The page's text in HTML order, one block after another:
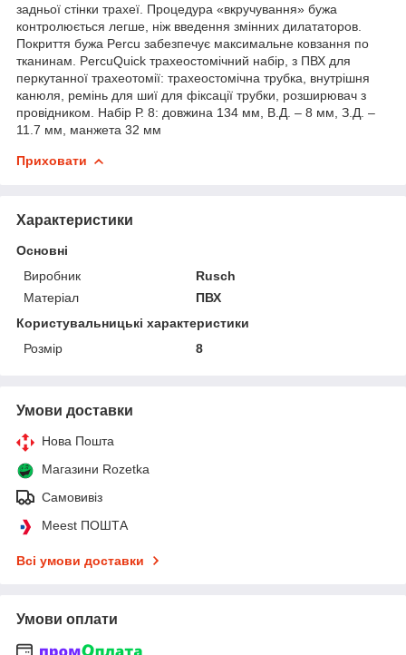
задньої стінки трахеї. Процедура «вкручування» бужа
контролюється легше, ніж введення змінних дилататоров.
Покриття бужа Percu забезпечує максимальне ковзання по
тканинам. PercuQuick трахеостомічний набір, з ПВХ для
перкутанної трахеотомії: трахеостомічна трубка, внутрішня
канюля, ремінь для шиї для фіксації трубки, розширювач з
провідником. Набір Р. 8: довжина 134 мм, В.Д. – 8 мм, З.Д. –
11.7 мм, манжета 32 мм
Приховати
Характеристики
Основні
Виробник
Rusch
Матеріал
ПВХ
Користувальницькі характеристики
Розмір
8
Умови доставки
Нова Пошта
Магазини Rozetka
Самовивіз
Meest ПОШТА
Всі умови доставки
Умови оплати